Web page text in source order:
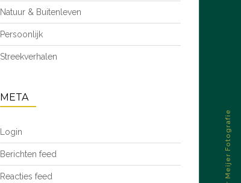
Natuur & Buitenleven
Persoonlijk
Streekverhalen
META
Login
Berichten feed
Reacties feed